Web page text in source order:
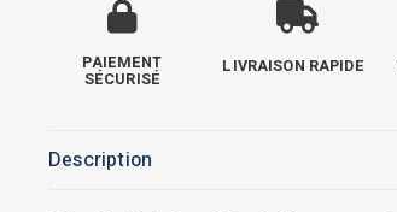
PAIEMENT
SÉCURISÉ
LIVRAISON RAPIDE
Description